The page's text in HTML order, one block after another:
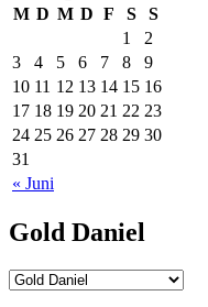
M D M D F S S
« Juni
1
2
3
4 5 6 7 8
9
10 11 12 13 14 15 16
17 18 19 20 21 22 23
24 25 26 27 28 29 30
31
Gold Daniel